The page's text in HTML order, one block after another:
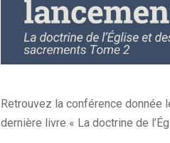
Retrouvez la conférence donnée
dernière livre « La doctrine de